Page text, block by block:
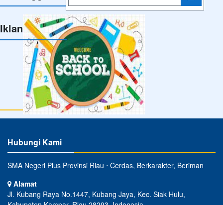
Hubungi Kami
SMA Negeri Plus Provinsi Riau ⋅ Cerdas, Berkarakter, Beriman
Kabupaten Kampar, Riau 28293, Indonesia
0374 70562
Email
info@smanplus-propriau-sch.id